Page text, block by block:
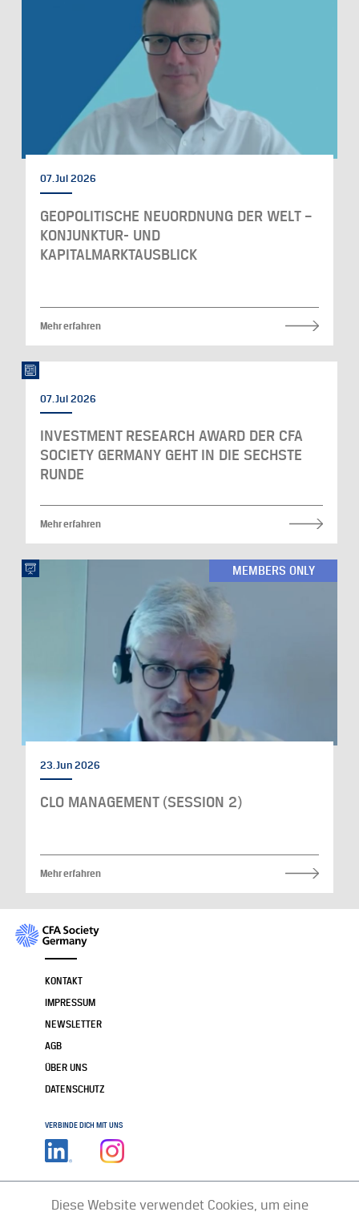
07. Jul 2026
GEOPOLITISCHE NEUORDNUNG DER WELT –
KONJUNKTUR- UND
KAPITALMARKTAUSBLICK
Mehr erfahren
07. Jul 2026
INVESTMENT RESEARCH AWARD DER CFA
SOCIETY GERMANY GEHT IN DIE SECHSTE
RUNDE
Mehr erfahren
MEMBERS ONLY
23. Jun 2026
CLO MANAGEMENT (SESSION 2)
Mehr erfahren
KONTAKT
IMPRESSUM
NEWSLETTER
AGB
ÜBER UNS
DATENSCHUTZ
VERBINDE DICH MIT UNS
Diese Website verwendet Cookies, um eine